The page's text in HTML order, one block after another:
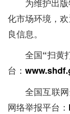
化市场环境，
良信息。
全国“扫黄
台：
全国互联
网络举报平台：